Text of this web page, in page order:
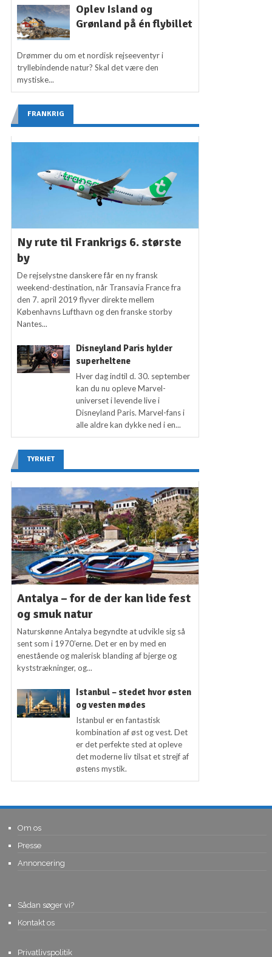
Oplev Island og
Grønland på én flybillet
Drømmer du om et nordisk rejseeventyr i
tryllebindende natur? Skal det være den
mystiske...
FRANKRIG
Ny rute til Frankrigs 6. største
by
De rejselystne danskere får en ny fransk
weekend-destination, når Transavia France fra
den 7. april 2019 flyver direkte mellem
Københavns Lufthavn og den franske storby
Nantes...
Disneyland Paris hylder
superheltene
Hver dag indtil d. 30. september
kan du nu opleve Marvel-
universet i levende live i
Disneyland Paris. Marvel-fans i
alle aldre kan dykke ned i en...
TYRKIET
Antalya – for de der kan lide fest
og smuk natur
Naturskønne Antalya begyndte at udvikle sig så
sent som i 1970’erne. Det er en by med en
enestående og malerisk blanding af bjerge og
kyststrækninger, og...
Istanbul – stedet hvor østen
og vesten mødes
Istanbul er en fantastisk
kombination af øst og vest. Det
er det perfekte sted at opleve
det moderne liv tilsat et strejf af
østens mystik.
Om os
Presse
Annoncering
Sådan søger vi?
Kontakt os
Privatlivspolitik